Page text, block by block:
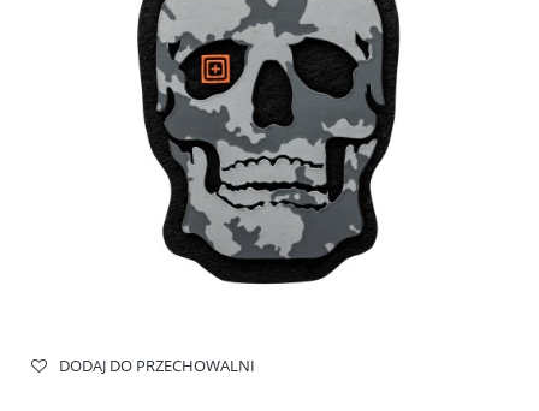
DODAJ DO PRZECHOWALNI